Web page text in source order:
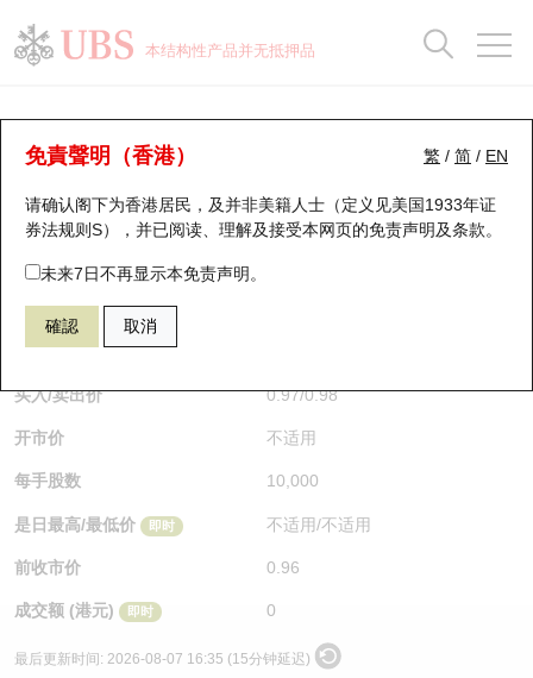
本结构性产品并无抵押品
繁 / 简 / EN
免責聲明（香港）
请确认阁下为香港居民，及并非美籍人士（定义见美国1933年证
券法规则S），并已阅读、理解及接受本网页的免责声明及条款。
未来7日不再显示本免责声明。
確認 取消
牛熊证分析仪
表现 街货统计 比较
67488 瑞银牛证 HSI 恒生指数
$0.97 0.01 (+1.04%)
买入/卖出价 0.97/0.98
开市价 不适用
每手股数 10,000
是日最高/最低价 即时 不适用/不适用
前收市价 0.96
成交额 (港元) 即时 0
最后更新时间: 2026-08-07 16:35 (15分钟延迟)
瑞银认股证一览
新发行瑞银认股证
即将到期认股证
认股证到期结算价查找
认股证分析仪
认股证速算机
认股证/牛熊证日志
认股证文件及公告
街货统计
比较
牛熊全景快搜
牛熊证搜寻
牛熊证街货分布图
正股牛熊证列表
新发行瑞银牛熊证
已收回牛熊证剩余价值
牛熊证到期结算价查找
牛熊证分析仪
街货统计
比较
十大升幅/跌幅
十大认股证成交分布
十天股证占大市成交
资金流
街货统计
三十大平均引伸波幅
正股分析仪
二十大活跃股份
恒指成份股
国指成份股
科指成份股
相关资产沽空
中资ETFs溢价比较
AH 股价对照
持股比重
显示所有持股比重
每月轮证大市专题
轮证专栏
讲座及教育短片
认股证投资者教育
牛熊证投资者教育
认股证牛熊证常问问题